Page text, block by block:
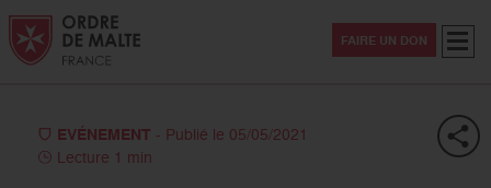
Aller au contenu
Aller à la recherche
Aller au menu
FAIRE UN DON
EVÉNEMENT - Publié le 05/05/2021
Lecture 1 min